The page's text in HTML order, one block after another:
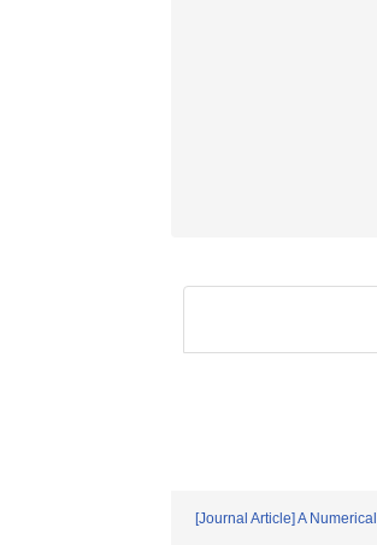
[Journal Article] A